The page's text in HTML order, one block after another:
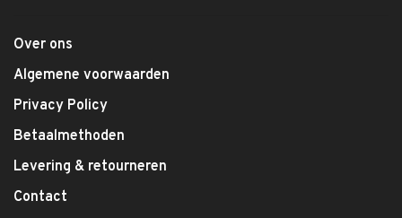
Over ons
Algemene voorwaarden
Privacy Policy
Betaalmethoden
Levering & retourneren
Contact